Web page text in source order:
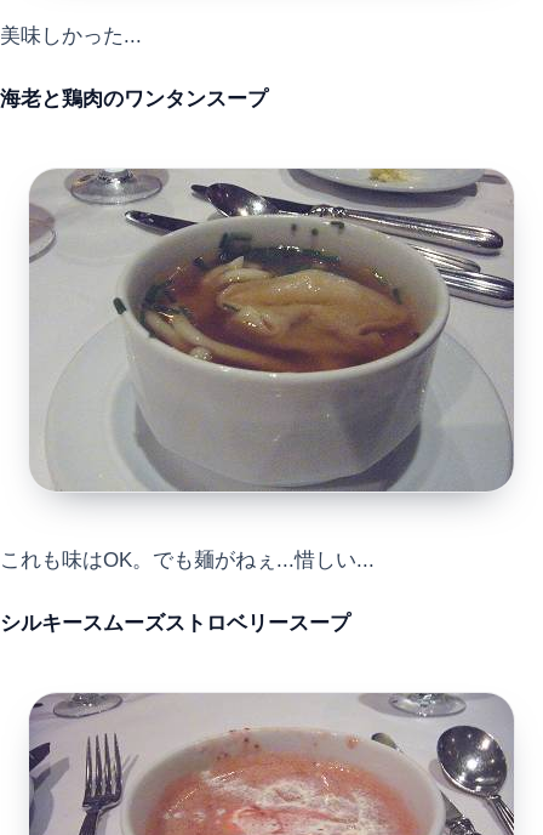
美味しかった...
海老と鶏肉のワンタンスープ
これも味はOK。でも麺がねぇ...惜しい...
シルキースムーズストロベリースープ